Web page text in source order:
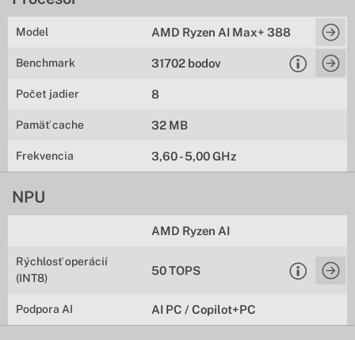
Model AMD Ryzen AI Max+ 388
Benchmark 31702 bodov
Počet jadier 8
Pamäť cache 32 MB
Frekvencia 3,60 - 5,00 GHz
NPU
AMD Ryzen AI
Rýchlosť operácií
(INT8)
50 TOPS
Podpora AI AI PC / Copilot+PC